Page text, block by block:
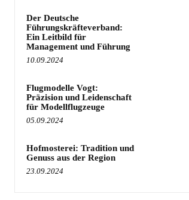
Der Deutsche
Führungskräfteverband:
Ein Leitbild für
Management und Führung
10.09.2024
Flugmodelle Vogt:
Präzision und Leidenschaft
für Modellflugzeuge
05.09.2024
Hofmosterei: Tradition und
Genuss aus der Region
23.09.2024